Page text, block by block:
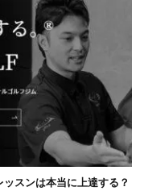
スンは本当に上達する？